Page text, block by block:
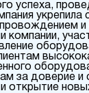
успеха,
компании,
за доверие
открытие